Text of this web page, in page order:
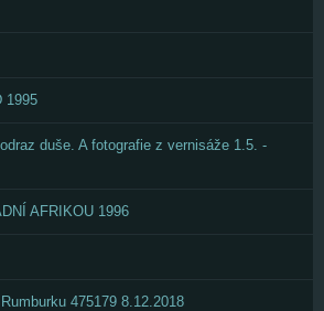
1995
duše. A fotografie z vernisáže 1.5. -
AFRIKOU 1996
475179 8.12.2018